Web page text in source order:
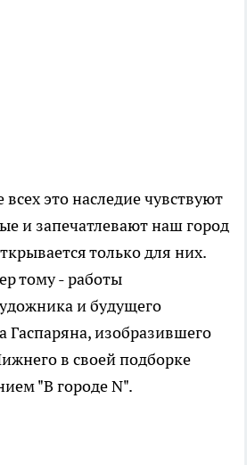
это наследие чувствуют
и запечатлевают наш город
только для них.
тому - работы
и будущего
Гаспаряна, изобразившего
в своей подборке
"В городе N".